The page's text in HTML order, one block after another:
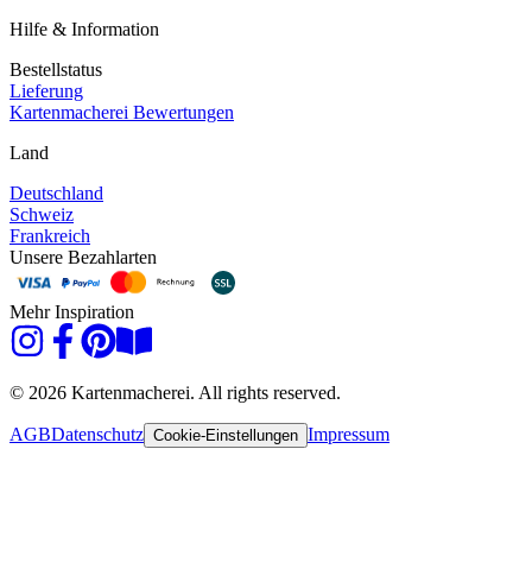
Hilfe & Information
Bestellstatus
Lieferung
Kartenmacherei Bewertungen
Land
Deutschland
Schweiz
Frankreich
Unsere Bezahlarten
Mehr Inspiration
© 2026 Kartenmacherei. All rights reserved.
AGBDatenschutz Cookie-Einstellungen Impressum